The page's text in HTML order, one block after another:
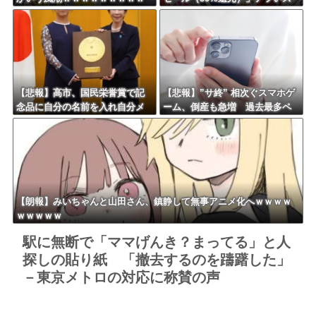
ｗｗｗｗ
ポーツマンガ祭り最終日到
来！！！
【悲報】高市、国民栄誉賞で記
念品に自分の名前を入れ自分メ
インのPV撮影して炎上中w w w
w w w w w w
【悲報】”サ終” 相次ぐスマホゲ
ーム、倒産も急増 過去最多ペ
ースで推移 「当たれば一攫千
金」過去の時代に
【朗報】みいちゃんと山田さん、鎮静して無事アニメ化へｗｗｗｗ
ｗｗｗｗｗ
駅に無断で「ママげんき？まってる」と人
探しの貼り紙 「撤去するのを躊躇した」
－東京メトロの対応に称賛の声